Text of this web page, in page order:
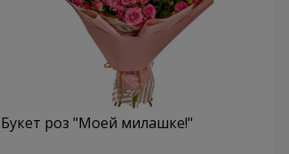
Букет роз "Моей милашке!"